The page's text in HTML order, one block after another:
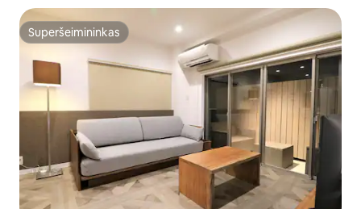
Superšeimininkas
Superšeimininkas